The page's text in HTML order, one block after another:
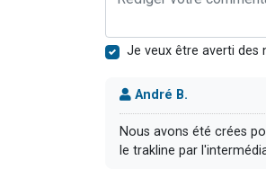
Je veux être averti des
André B.
Nous avons été crées
le trakline par